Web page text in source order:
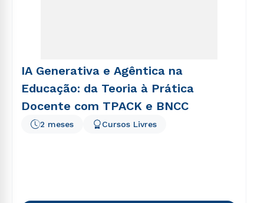
IA Generativa e Agêntica na
Educação: da Teoria à Prática
Docente com TPACK e BNCC
2 meses Cursos Livres